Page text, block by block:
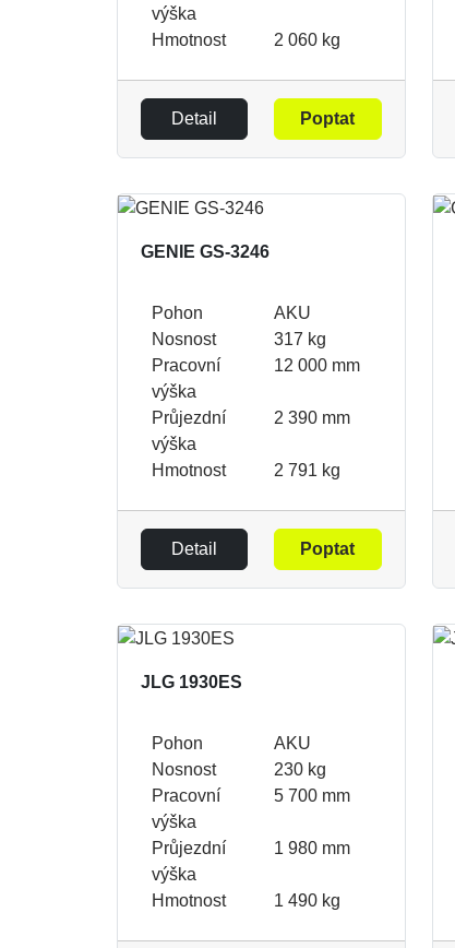
výška
Hmotnost 2 060 kg
Detail Poptat
GENIE GS-3246
Pohon
AKU
Nosnost
317 kg
Pracovní
výška
12 000 mm
Průjezdní
výška
2 390 mm
Hmotnost 2 791 kg
Detail Poptat
JLG 1930ES
Pohon
AKU
Nosnost
230 kg
Pracovní
výška
5 700 mm
Průjezdní
výška
1 980 mm
Hmotnost 1 490 kg